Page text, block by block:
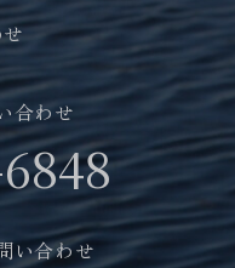
合わせ
い合わせ